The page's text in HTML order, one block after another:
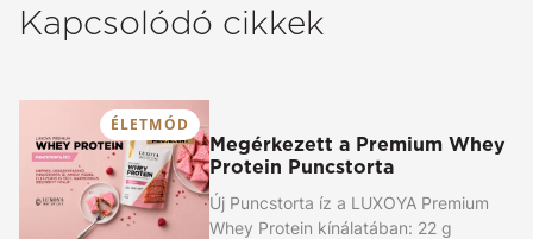
Kapcsolódó cikkek
ÉLETMÓD
Megérkezett a Premium Whey
Protein Puncstorta
Új Puncstorta íz a LUXOYA Premium
Whey Protein kínálatában: 22 g